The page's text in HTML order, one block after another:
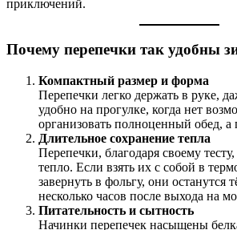
приключений.
Почему перепечки так удобны
Компактный размер и форма
Перепечки легко держать в руке,
удобно на прогулке, когда нет
организовать полноценный обед, а
Длительное сохранение тепла
Перепечки, благодаря своему
тепло. Если взять их с собой в
завернуть в фольгу, они останутся
несколько часов после выхода на
Питательность и сытность
Начинки перепечек насыщены